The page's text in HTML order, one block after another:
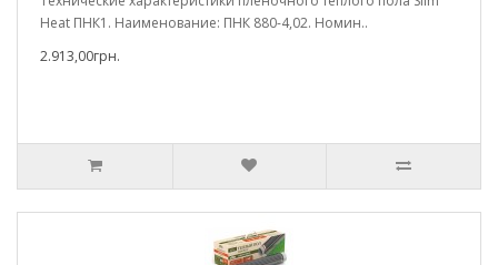
Heat ПНК1. Наименование: ПНК 880-4,02. Номин..
2.913,00грн.